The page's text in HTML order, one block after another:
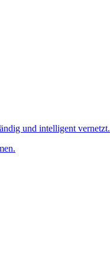
und intelligent vernetzt.